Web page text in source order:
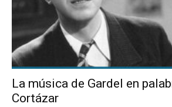
La música de Gardel en
Cortázar